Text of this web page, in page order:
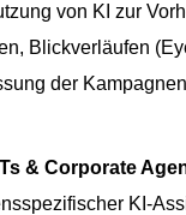
von KI zur
Blickverläufen
der
& Corporate
KI-